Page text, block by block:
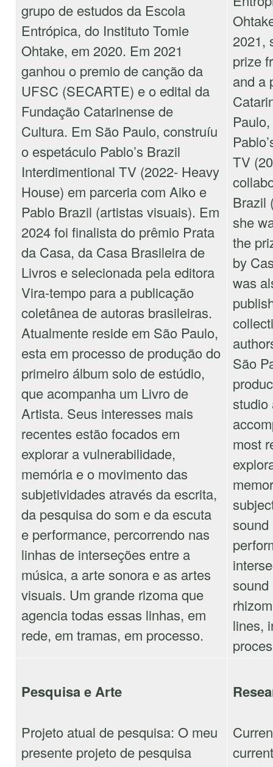
grupo de estudos da Escola
Entrópica, do Instituto Tomie
Ohtake, em 2020. Em 2021
ganhou o premio de canção da
UFSC (SECARTE) e o edital da
Fundação Catarinense de
Cultura. Em São Paulo, construíu
o espetáculo Pablo’s Brazil
Interdimentional TV (2022- Heavy
House) em parceria com Aiko e
Pablo Brazil (artistas visuais). Em
2024 foi finalista do prêmio Prata
da Casa, da Casa Brasileira de
Livros e selecionada pela editora
Vira-tempo para a publicação
coletânea de autoras brasileiras.
Atualmente reside em São Paulo,
esta em processo de produção do
primeiro álbum solo de estúdio,
que acompanha um Livro de
Artista. Seus interesses mais
recentes estão focados em
explorar a vulnerabilidade,
memória e o movimento das
subjetividades através da escrita,
da pesquisa do som e da escuta
e performance, percorrendo nas
linhas de interseções entre a
música, a arte sonora e as artes
visuais. Um grande rizoma que
agencia todas essas linhas, em
rede, em tramas, em processo.
2021,
prize
and a
TV
Brazil
she
the
by
was
São
studio
most
sound
lines,
Pesquisa e Arte
Projeto atual de pesquisa: O meu
presente projeto de pesquisa